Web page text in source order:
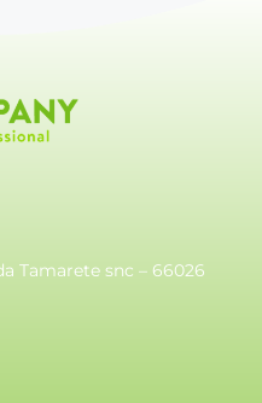
Tamarete snc – 66026